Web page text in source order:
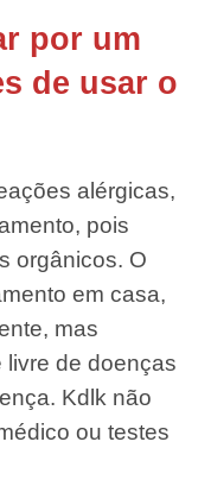
por um
de usar o
alérgicas,
pois
orgânicos. O
em casa,
mas
livre de doenças
Kdlk não
ou testes